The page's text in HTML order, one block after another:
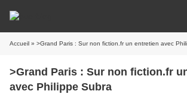
Accueil » >Grand Paris : Sur non fiction.fr un entretien avec
>Grand Paris : Sur non fiction.fr
avec Philippe Subra